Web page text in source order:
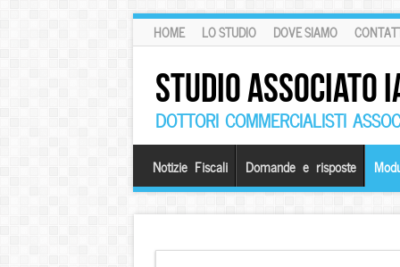
HOME LO STUDIO DOVE SIAMO
STUDIO
DOTTORI COMMERCIALISTI
Notizie Fiscali Domande e risposte